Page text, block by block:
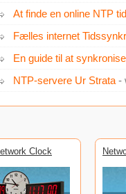
At finde en online NTP
Fælles internet
En guide til at
NTP-servere Ur Strata -
Clock